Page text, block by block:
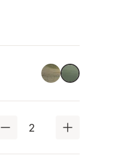
GreenStone